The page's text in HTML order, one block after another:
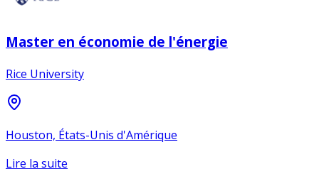
Master en économie de l'énergie
Rice University
Houston, États-Unis d'Amérique
Lire la suite